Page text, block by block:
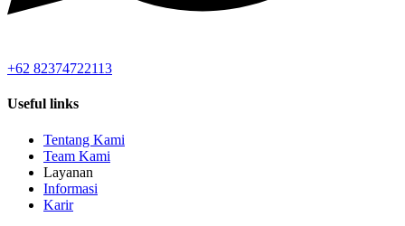
+62 82374722113
Useful links
Tentang Kami
Team Kami
Layanan
Informasi
Karir